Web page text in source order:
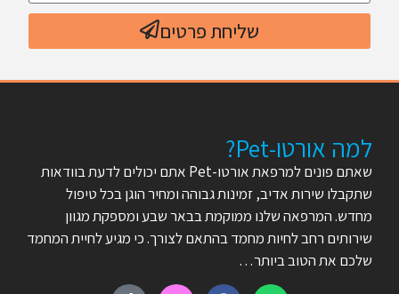
שליחת פרטים
למה אורטו-Pet?
שאתם פונים למרפאת אורטו-Pet אתם יכולים לדעת בוודאות
שתקבלו שירות אדיב, זמינות גבוהה ומחיר הוגן בכל טיפול
מחדש. המרפאה שלנו ממוקמת בבאר שבע ומספקת מגוון
שירותים רחב לחיות מחמד בהתאם לצורך. כי מגיע לחיית המחמד
שלכם את הטוב ביותר…